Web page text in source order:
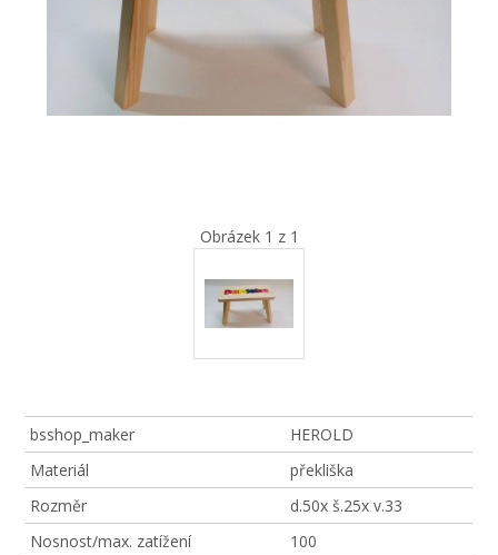
Obrázek 1 z 1
bsshop_maker
HEROLD
Materiál
překliška
Rozměr
d.50x š.25x v.33
Nosnost/max. zatížení
100